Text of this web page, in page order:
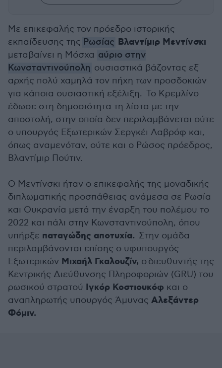
Με επικεφαλής τον πρόεδρο ιστορικής
εκπαίδευσης της Ρωσίας Βλαντίμιρ Μεντίνσκι
μεταβαίνει η Μόσχα αύριο στην
Κωνσταντινούπολη ουσιαστικά βάζοντας εξ
αρχής πολύ χαμηλά τον πήχη των προσδοκιών
για κάποια ουσιαστική εξέλιξη. Το Κρεμλίνο
έδωσε στη δημοσιότητα τη λίστα με την
αποστολή, στην οποία δεν περιλαμβάνεται ούτε
ο υπουργός Εξωτερικών Σεργκέι Λαβρόφ και,
όπως αναμενόταν, ούτε και ο Ρώσος πρόεδρος,
Βλαντίμιρ Πούτιν.
Ο Μεντίνσκι ήταν ο επικεφαλής της μοναδικής
διπλωματικής προσπάθειας ανάμεσα σε Ρωσία
και Ουκρανία μετά την έναρξη του πολέμου το
2022 και πάλι στην Κωνσταντινούπολη, όπου
υπήρξε παταγώδης αποτυχία. Στην ομάδα
περιλαμβάνονται επίσης ο υφυπουργός
Εξωτερικών Μιχαήλ Γκαλουζίν, ο διευθυντής της
Κεντρικής Διεύθυνσης Πληροφοριών (GRU) του
ρωσικού στρατού Ιγκόρ Κοστιουκόφ και ο
αναπληρωτής υπουργός Άμυνας Αλεξάντερ
Φόμιν.